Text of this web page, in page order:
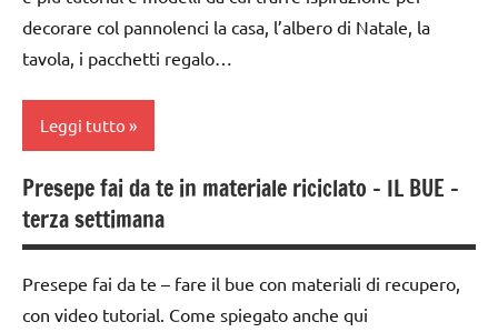
DELL'ANNO
Natale
riciclare
TUTORIAL
TUTTI GLI
decorare col pannolenci la casa, l’albero di Natale, la
tavola, i pacchetti regalo…
Leggi tutto
albero
di
Natale
decorazioni
natalizie
Presepe fai da te in materiale riciclato – IL BUE –
terza settimana
Presepe fai da te – fare il bue con materiali di recupero,
con video tutorial. Come spiegato anche qui